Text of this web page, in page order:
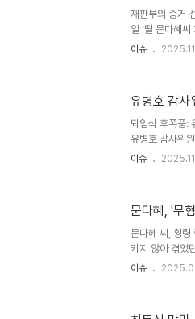
위한 역할 다짐
재판부의 증거
일 ‘딸 문다혜
무관하다”며 신
다”며 “이 사건
트럭기소”라고
이슈
유병호 감사
퇴임식 후폭풍:
유병호 감사위
중심에 섰습니
보입니다. 그는
며, 이는 단순한
이슈
문다혜, '무
문다혜 씨, 횡령
키지 않아 겪었
업무상 횡령 혐
이슈